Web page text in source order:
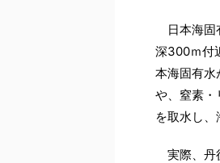
日本海固
深300ｍ付
本海固有水
や、窒素・
を取水し
実際、丹